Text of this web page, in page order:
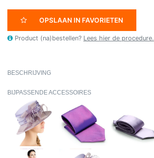
OPSLAAN IN FAVORIETEN
Product (na)bestellen? Lees hier de procedure.
BESCHRIJVING
BIJPASSENDE ACCESSOIRES